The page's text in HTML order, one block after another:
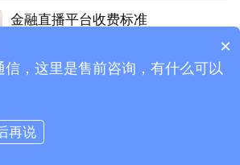
金融直播平台收费标准
2023年6月12日
业通信有限公司
×
信，这里是售前咨询，有什么可以
再说